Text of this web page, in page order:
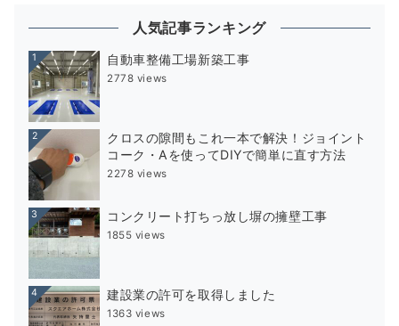
人気記事ランキング
1 自動車整備工場新築工事
2778 views
2
クロスの隙間もこれ一本で解決！ジョイント
コーク・Aを使ってDIYで簡単に直す方法
2278 views
3 コンクリート打ちっ放し塀の擁壁工事
1855 views
4 建設業の許可を取得しました
1363 views